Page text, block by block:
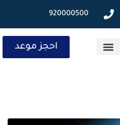
920000500
احجز موعد